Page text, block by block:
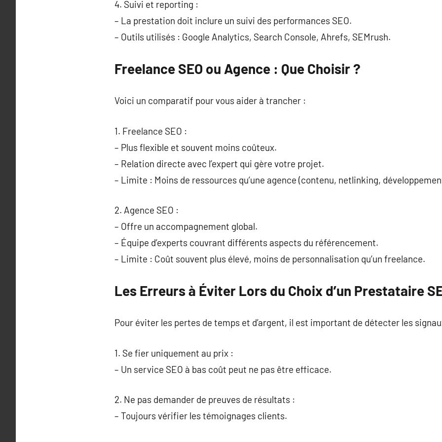
4. Suivi et reporting :
– La prestation doit inclure un suivi des performances SEO.
– Outils utilisés : Google Analytics, Search Console, Ahrefs, SEMrush.
Freelance SEO ou Agence : Que Choisir ?
Voici un comparatif pour vous aider à trancher :
1. Freelance SEO :
– Plus flexible et souvent moins coûteux.
– Relation directe avec l’expert qui gère votre projet.
– Limite : Moins de ressources qu’une agence (contenu, netlinking,
2. Agence SEO :
– Offre un accompagnement global.
– Équipe d’experts couvrant différents aspects du référencement.
– Limite : Coût souvent plus élevé, moins de personnalisation qu’un freelance.
Les Erreurs à Éviter Lors du Choix d’un Prestataire
Pour éviter les pertes de temps et d’argent, il est important de détecter les
1. Se fier uniquement au prix :
– Un service SEO à bas coût peut ne pas être efficace.
2. Ne pas demander de preuves de résultats :
– Toujours vérifier les témoignages clients.